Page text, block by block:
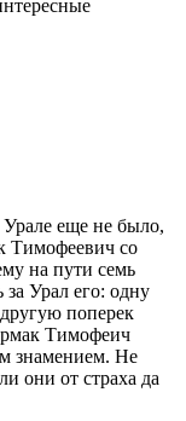
Урале еще не было,
Тимофеевич со
на пути семь
за Урал его: одну
поперек
Тимофеич
знамением. Не
они от страха да